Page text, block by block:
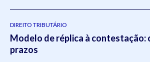
DIREITO TRIBUTÁRIO
Modelo de réplica à contestação:
prazos